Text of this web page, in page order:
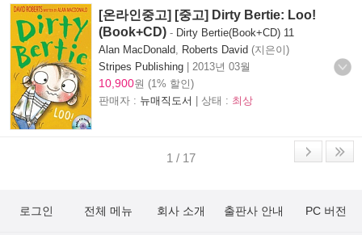
[온라인중고] [중고] Dirty Bertie: Loo!
(Book+CD) - Dirty Bertie(Book+CD) 11
Alan MacDonald Roberts David (지은이)
Stripes Publishing | 2013년 03월
10,900원 (1% 할인)
판매자 : 뉴매직도서 | 상태 : 최상
1 / 17
로그인 전체 메뉴 회사 소개 출판사 안내 PC 버전